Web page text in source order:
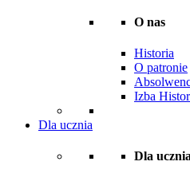
O nas
Historia
O patronie
Izba
Dla ucznia
Dla ucznia